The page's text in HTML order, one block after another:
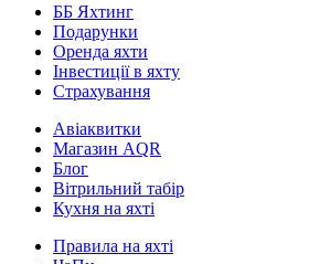
ББ Яхтинг
Подарунки
Оренда яхти
Інвестиції в яхту
Страхування
Авіаквитки
Магазин AQR
Блог
Вітрильний табір
Кухня на яхті
Правила на яхті